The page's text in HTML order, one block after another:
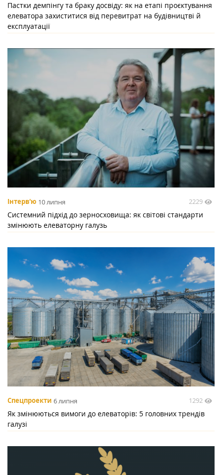
Пастки демпінгу та браку досвіду: як на етапі проєктування
елеватора захиститися від перевитрат на будівництві й
експлуатації
Інтерв'ю 10 липня 2229
Системний підхід до зерносховища: як світові стандарти
змінюють елеваторну галузь
Спецпроекти 6 липня 1292
Як змінюються вимоги до елеваторів: 5 головних трендів
галузі